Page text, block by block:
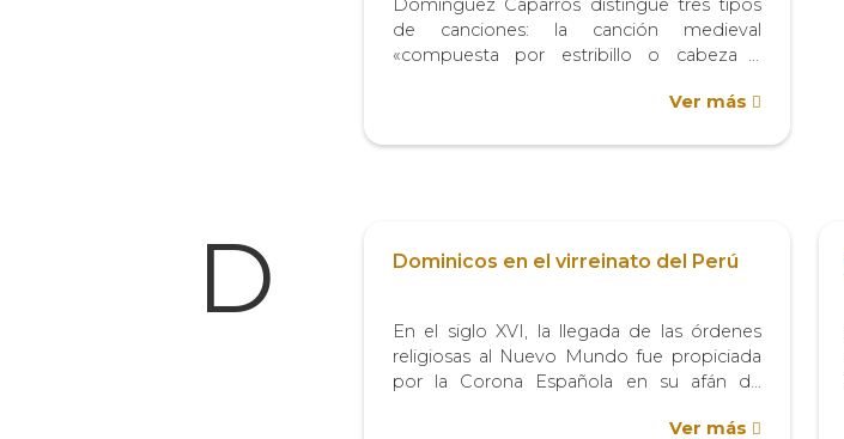
Domínguez Caparrós distingue tres tipos
de canciones: la canción medieval
«compuesta por estribillo o cabeza –
también una quintilla o una estrofa de tres
Ver más
D Dominicos en el virreinato del Perú
En el siglo XVI, la llegada de las órdenes
religiosas al Nuevo Mundo fue propiciada
por la Corona Española en su afán de
virreinatos. Sin embargo, la presencia de
Ver más